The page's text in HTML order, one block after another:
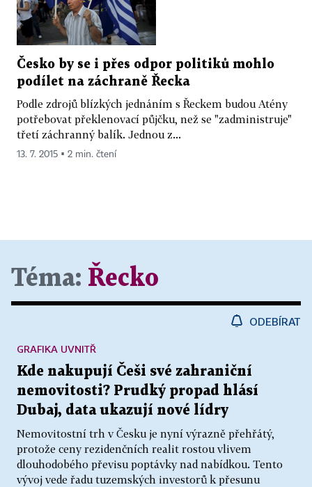
Česko by se i přes odpor politiků mohlo
podílet na záchraně Řecka
Podle zdrojů blízkých jednáním s Řeckem budou Atény
potřebovat překlenovací půjčku, než se "zadministruje"
třetí záchranný balík. Jednou z...
13. 7. 2015 ▪ 2 min. čtení
Téma: Řecko
ODEBÍRAT
Kde nakupují Češi své zahraniční
nemovitosti? Prudký propad hlásí
Dubaj, data ukazují nové lídry
Nemovitostní trh v Česku je nyní výrazně přehřátý,
protože ceny rezidenčních realit rostou vlivem
dlouhodobého převisu poptávky nad nabídkou. Tento
vývoj vede řadu tuzemských investorů k přesunu
GRAFIKA UVNITŘ